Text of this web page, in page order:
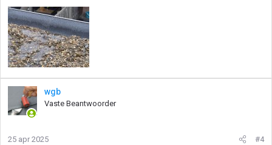
wgb
Vaste Beantwoorder
25 apr 2025 #4